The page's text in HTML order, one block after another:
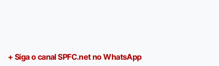
+ Siga o canal SPFC.net no WhatsApp